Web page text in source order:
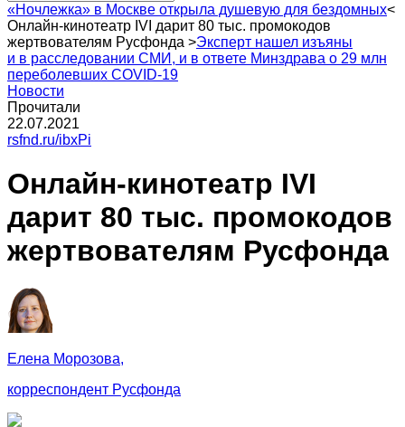
«Ночлежка» в Москве открыла душевую для бездомных<
Онлайн-кинотеатр IVI дарит 80 тыс. промокодов
жертвователям Русфонда >Эксперт нашел изъяны
и в расследовании СМИ, и в ответе Минздрава о 29 млн
переболевших COVID-19
Новости
Прочитали
22.07.2021
rsfnd.ru/ibxPi
Онлайн-кинотеатр IVI
дарит 80 тыс. промокодов
жертвователям Русфонда
Елена Морозова,
корреспондент Русфонда